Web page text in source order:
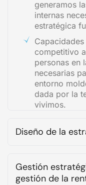
generamos
internas
estratégica
competitivo
personas en
necesarias
entorno
dada por la
vivimos.
Diseño de la
Gestión
gestión de la